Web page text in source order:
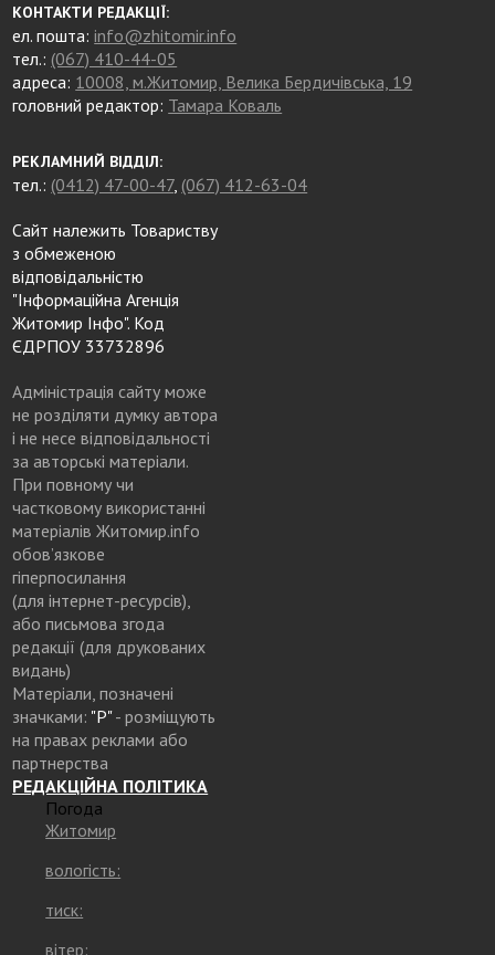
КОНТАКТИ РЕДАКЦІЇ:
ел. пошта:info@zhitomir.info
тел.: (067) 410-44-05
адреса: 10008, м.Житомир, Велика Бердичівська, 19
головний редактор: Тамара Коваль
РЕКЛАМНИЙ ВІДДІЛ:
тел.: (0412) 47-00-47, (067) 412-63-04
Сайт належить Товариству
з обмеженою
відповідальністю
"Інформаційна Агенція
Житомир Інфо". Код
ЄДРПОУ 33732896
Адміністрація сайту може
не розділяти думку автора
і не несе відповідальності
за авторські матеріали.
При повному чи
частковому використанні
матеріалів Житомир.info
обов’язкове
гіперпосилання
(для інтернет-ресурсів),
або письмова згода
редакції (для друкованих
видань)
Матеріали, позначені
значками: "Р"- розміщують
на правах реклами або
партнерства
РЕДАКЦІЙНА ПОЛІТИКА
Погода
Житомир
вологість:
тиск:
вітер: